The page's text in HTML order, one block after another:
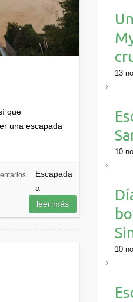
que
una escapada
Escapada
a
leer más
13
10
10